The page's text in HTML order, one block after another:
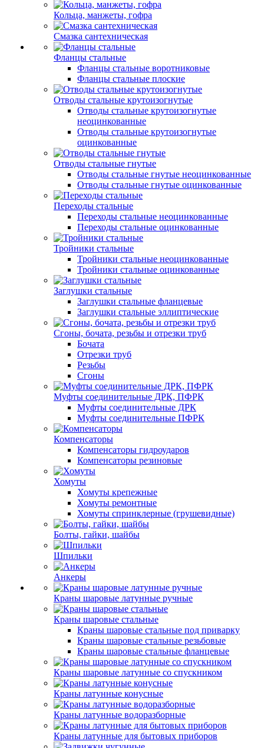
Кольца, манжеты, гофра
Смазка сантехническая
Фланцы стальные
Фланцы стальные воротниковые
Фланцы стальные плоские
Отводы стальные крутоизогнутые
Отводы стальные крутоизогнутые
неоцинкованные
Отводы стальные крутоизогнутые
оцинкованные
Отводы стальные гнутые
Отводы стальные гнутые неоцинкованные
Отводы стальные гнутые оцинкованные
Переходы стальные
Переходы стальные неоцинкованные
Переходы стальные оцинкованные
Тройники стальные
Тройники стальные неоцинкованные
Тройники стальные оцинкованные
Заглушки стальные
Заглушки стальные фланцевые
Заглушки стальные эллиптические
Сгоны, бочата, резьбы и отрезки труб
Бочата
Отрезки труб
Резьбы
Сгоны
Муфты соединительные ДРК, ПФРК
Муфты соединительные ДРК
Муфты соединительные ПФРК
Компенсаторы
Компенсаторы гидроударов
Компенсаторы резиновые
Хомуты
Хомуты крепежные
Хомуты ремонтные
Хомуты спринклерные (грушевидные)
Болты, гайки, шайбы
Шпильки
Анкеры
Краны шаровые латунные ручные
Краны шаровые стальные
Краны шаровые стальные под приварку
Краны шаровые стальные резьбовые
Краны шаровые стальные фланцевые
Краны шаровые латунные со спускником
Краны латунные конусные
Краны латунные водоразборные
Краны латунные для бытовых приборов